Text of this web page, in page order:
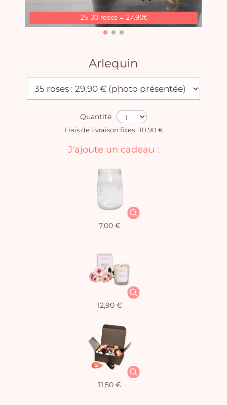
2530 roses = 27.90€
Arlequin
Quantité
Frais de livraison fixes : 10,90 €
J'ajoute un cadeau :
7,00 €
12,90 €
11,50 €